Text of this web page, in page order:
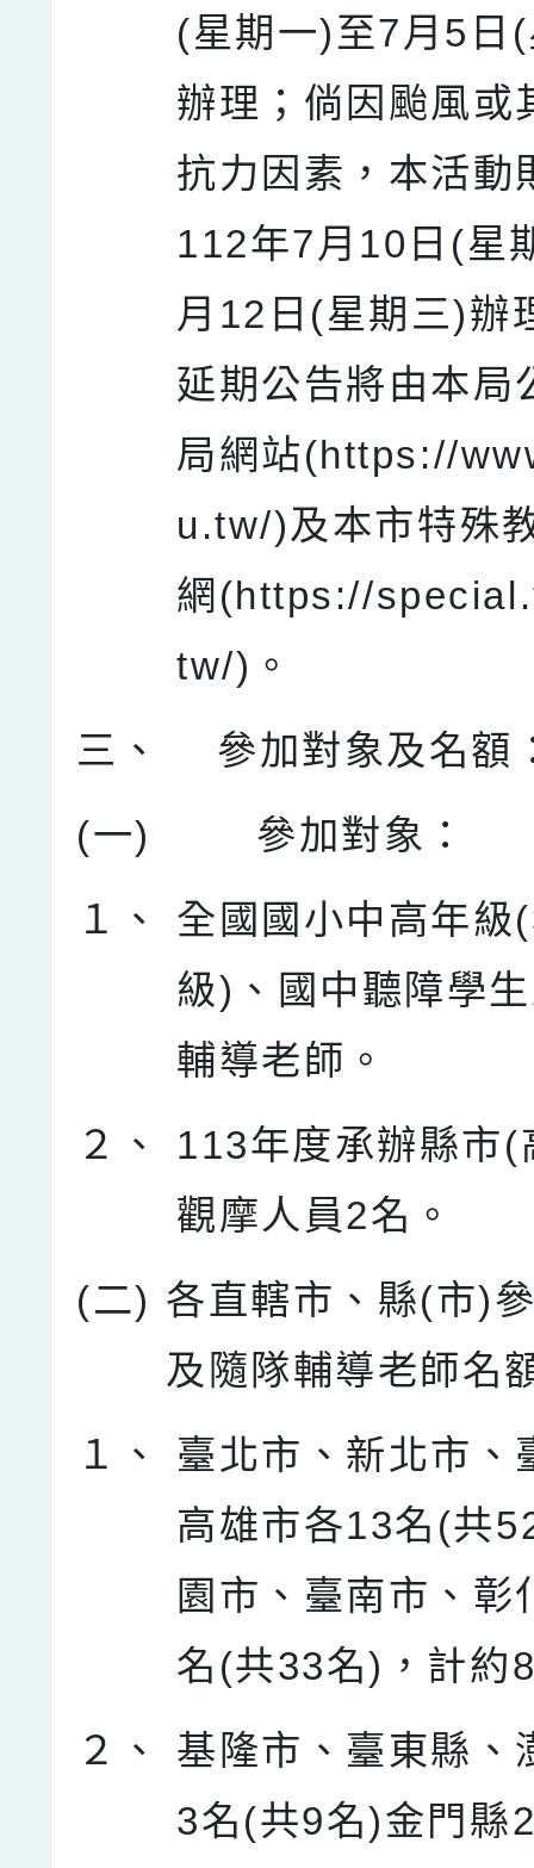
(星期一)至7月5日
辦理；倘因颱風或
抗力因素，本活動
112年7月10日(星
月12日(星期三)辦
延期公告將由本局
局網站(https://
u.tw/)及本市特殊
網(https://
tw/)。
三、
參加對象及名額
(一)
參加對象：
１、
全國國小中高年級
級)、國中聽障學
輔導老師。
２、
113年度承辦縣市(
觀摩人員2名。
(二) 各直轄市、縣(市)
及隨隊輔導老師名
１、
臺北市、新北市、
高雄市各13名(共
園市、臺南市、彰
名(共33名)，計約
２、
基隆市、臺東縣、
3名(共9名)金門縣